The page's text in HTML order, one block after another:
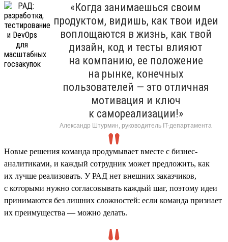
«Когда занимаешься своим
продуктом, видишь, как твои идеи
воплощаются в жизнь, как твой
дизайн, код и тесты влияют
на компанию, ее положение
на рынке, конечных
пользователей — это отличная
мотивация и ключ
к самореализации!»
Александр Штурмин, руководитель IT-департамента
Новые решения команда продумывает вместе с бизнес-
аналитиками, и каждый сотрудник может предложить, как
их лучше реализовать. У РАД нет внешних заказчиков,
с которыми нужно согласовывать каждый шаг, поэтому идеи
принимаются без лишних сложностей: если команда признает
их преимущества — можно делать.